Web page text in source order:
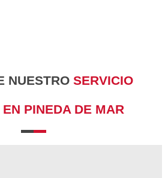
NUESTRO SERVICIO
PINEDA DE MAR